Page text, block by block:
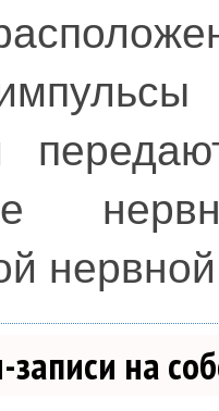
записи на